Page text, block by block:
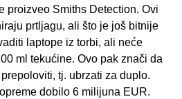
proizveo Smiths Detection. Ovi
prtljagu, ali što je još bitnije
laptope iz torbi, ali neće
ml tekućine. Ovo pak znači da
tj. ubrzati za duplo.
dobilo 6 milijuna EUR.